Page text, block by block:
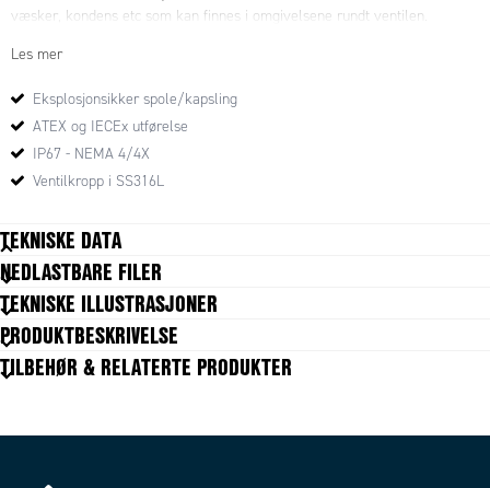
væsker, kondens etc som kan finnes i omgivelsene rundt ventilen.
F.eks EXd, EXemb, EXia.
Les mer
Eksplosjonsikker spole/kapsling
ATEX og IECEx utførelse
IP67 - NEMA 4/4X
Ventilkropp i SS316L
TEKNISKE DATA
NEDLASTBARE FILER
TEKNISKE ILLUSTRASJONER
PRODUKTBESKRIVELSE
TILBEHØR & RELATERTE PRODUKTER